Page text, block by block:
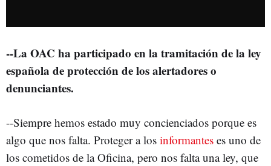
--La OAC ha participado en la tramitación de la ley
española de protección de los alertadores o
denunciantes.
--Siempre hemos estado muy concienciados porque es
algo que nos falta. Proteger a los informantes es uno de
los cometidos de la Oficina, pero nos falta una ley, que